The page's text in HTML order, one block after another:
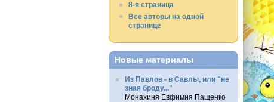
8-я страница
Все авторы на одной
странице
Новые материалы
Из Павлов - в Савлы, или "не
зная броду..."
Монахиня Евфимия Пащенко